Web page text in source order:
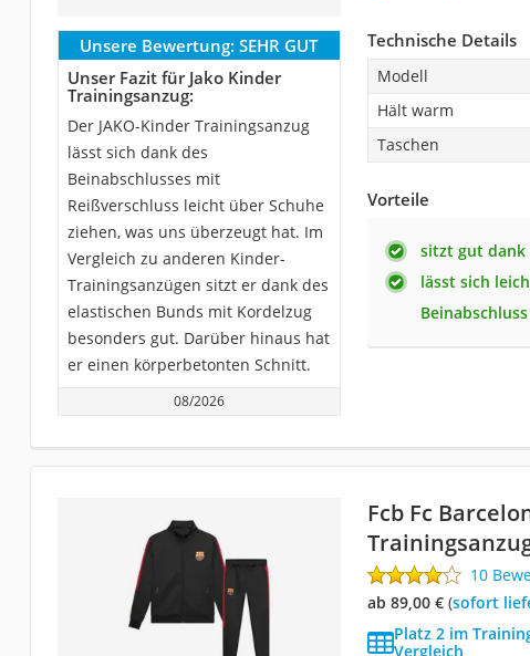
Unsere Bewertung: SEHR GUT
Unser Fazit für Jako Kinder
Trainingsanzug:
Der JAKO-Kinder Trainingsanzug
lässt sich dank des
Beinabschlusses mit
Reißverschluss leicht über Schuhe
ziehen, was uns überzeugt hat. Im
Vergleich zu anderen Kinder-
Trainingsanzügen sitzt er dank des
elastischen Bunds mit Kordelzug
besonders gut. Darüber hinaus hat
er einen körperbetonten Schnitt.
08/2026
Technische Details
Modell
Hält warm
Taschen
Vorteile
sitzt gut dank
lässt sich
Fcb Fc
10
ab 89,00 €( Sofort
Platz 2 im
Vergleich